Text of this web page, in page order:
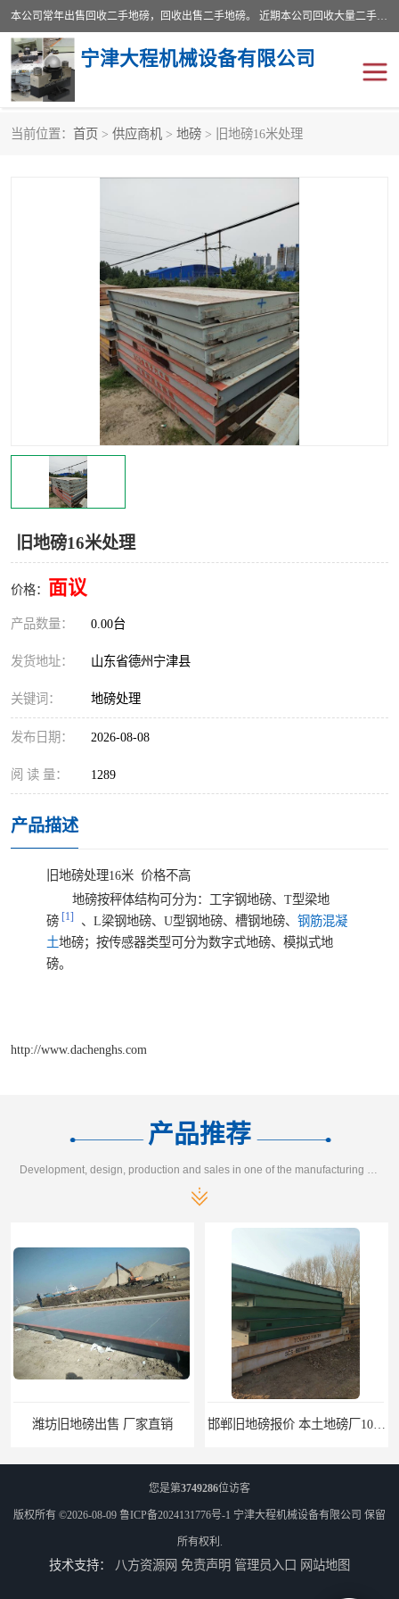
本公司常年出售回收二手地磅，回收出售二手地磅。 近期本公司回收大量二手地磅，型号齐全，宽度从2米到3.5米，长度5米到25米，承重吨位从10到200吨，成色7—9成新。 ? 使用年限6个月至2年，产品来源于个人闲置品，工矿企业停用品，因小换大而来。 精准度和新的一样， 二手地磅是内行人的选择，打个电话就省钱朋友您好等什么
宁津大程机械设备有限公司
当前位置： 首页 > 供应商机 > 地磅 > 旧地磅16米处理
旧地磅16米处理
价格： 面议
产品数量： 0.00台
发货地址： 山东省德州宁津县
关键词： 地磅处理
发布日期： 2026-08-08
阅 读 量： 1289
产品描述
旧地磅处理16米 价格不高
地磅按秤体结构可分为：工字钢地磅、T型梁地
磅 [1] 、L梁钢地磅、U型钢地磅、槽钢地磅、 钢筋混凝
土地磅；按传感器类型可分为数字式地磅、模拟式地
磅。
http://www.dachenghs.com
产品推荐
潍坊旧地磅出售 厂家直销
您是第3749286位访客
版权所有 ©2026-08-09 鲁ICP备2024131776号-1 宁津大程机械设备有限公司 保留
所有权利.
技术支持： 八方资源网 免责声明 管理员入口 网站地图
食品烘干机
装载机电子秤 输送机
半自动输送机 全自动输送机
食品螺旋塔
木材撕碎机
塑料撕碎机